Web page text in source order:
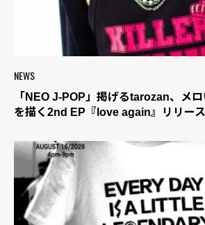
NEWS
「NEO J-POP」掲げるtarozan、メ
を描く2nd EP『love again』リリース